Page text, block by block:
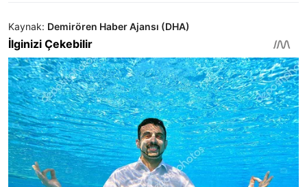
Kaynak: Demirören Haber Ajansı (DHA)